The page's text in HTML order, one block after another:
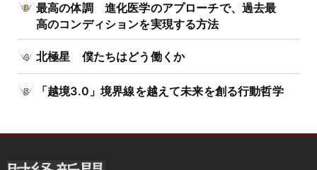
最高の体調 進化医学のアプローチで、過去最
高のコンディションを実現する方法
北極星 僕たちはどう働くか
「越境3.0」境界線を越えて未来を創る行動哲学